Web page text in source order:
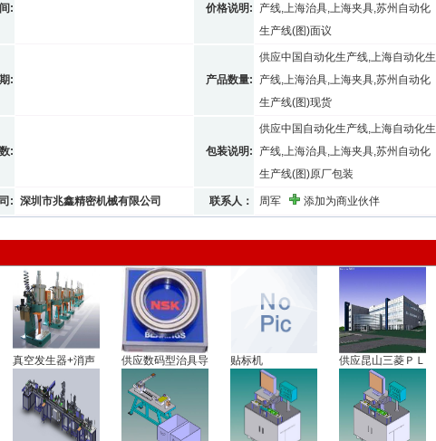
: 价格说明:
产线,上海治具,上海夹具,苏州自动化
生产线(图)面议
: 产品数量:
供应中国自动化生产线,上海自动化生
产线,上海治具,上海夹具,苏州自动化
生产线(图)现货
: 包装说明:
供应中国自动化生产线,上海自动化生
产线,上海治具,上海夹具,苏州自动化
生产线(图)原厂包装
: 深圳市兆鑫精密机械有限公司 联系人： 周军 添加为商业伙伴
真空发生器+消声 供应数码型治具导 贴标机 供应昆山三菱ＰＬ